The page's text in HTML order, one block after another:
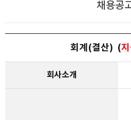
채용공
회계(결산) (
회사소개